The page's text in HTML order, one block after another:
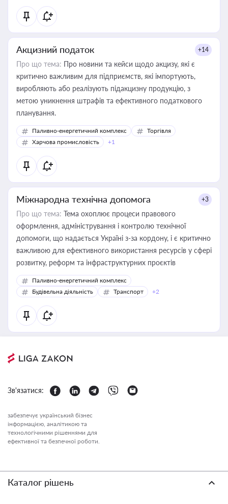
Акцизний податок +14
Про що тема: Про новини та кейси щодо акцизу, які є
критично важливим для підприємств, які імпортують,
виробляють або реалізують підакцизну продукцію, з
метою уникнення штрафів та ефективного податкового
планування.
Паливно-енергетичний комплекс
Торгівля
Харчова промисловість
+1
Міжнародна технічна допомога +3
Про що тема: Тема охоплює процеси правового
оформлення, адміністрування і контролю технічної
допомоги, що надається Україні з-за кордону, і є критично
важливою для ефективного використання ресурсів у сфері
розвитку, реформ та інфраструктурних проєктів
Паливно-енергетичний комплекс
Будівельна діяльність
Транспорт +2
Зв'язатися:
забезпечує український бізнес
інформацією, аналітикою та
технологічними рішеннями для
ефективної та безпечної роботи.
Каталог рішень